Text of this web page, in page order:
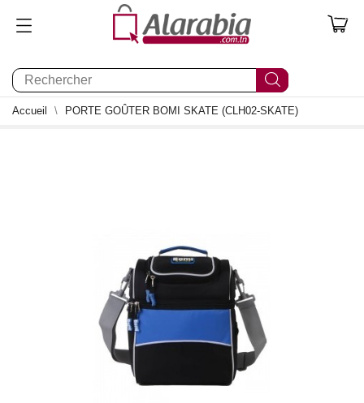
0
Accueil PORTE GOÛTER BOMI SKATE (CLH02-SKATE)